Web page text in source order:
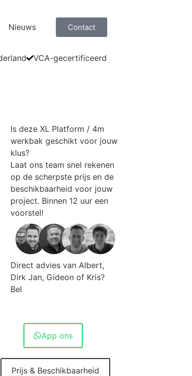
Nieuws Contact
VCA-gecertificeerd
Is deze XL Platform / 4m
werkbak geschikt voor jouw
klus?
Laat ons team snel rekenen
op de scherpste prijs en de
beschikbaarheid voor jouw
project. Binnen 12 uur een
voorstel!
Direct advies van Albert,
Dirk Jan, Gideon of Kris?
Bel
App ons
Prijs & Beschikbaarheid